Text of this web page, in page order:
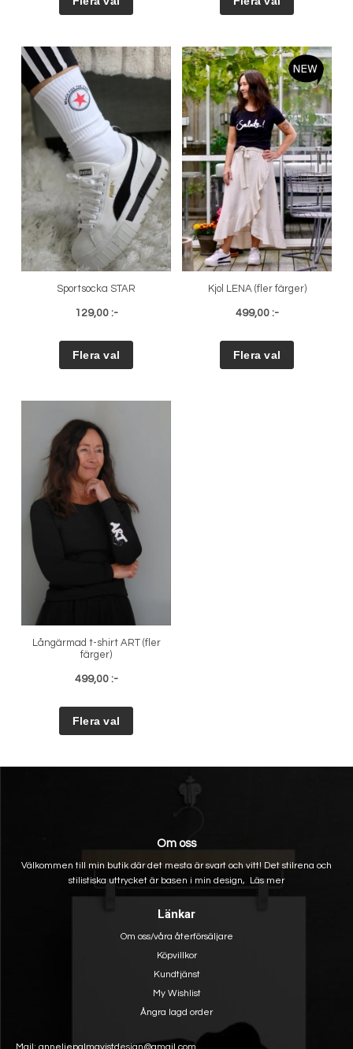
Sportsocka STAR
129,00 :-
Kjol LENA (fler färger)
499,00 :-
Långärmad t-shirt ART (fler
färger)
499,00 :-
Om oss
Välkommen till min butik där det mesta är svart och vitt! Det stilrena och
stilistiska uttrycket är basen i min design, Läs mer
Länkar
Om oss/våra återförsäljare
Köpvillkor
Kundtjänst
My Wishlist
Ångra lagd order